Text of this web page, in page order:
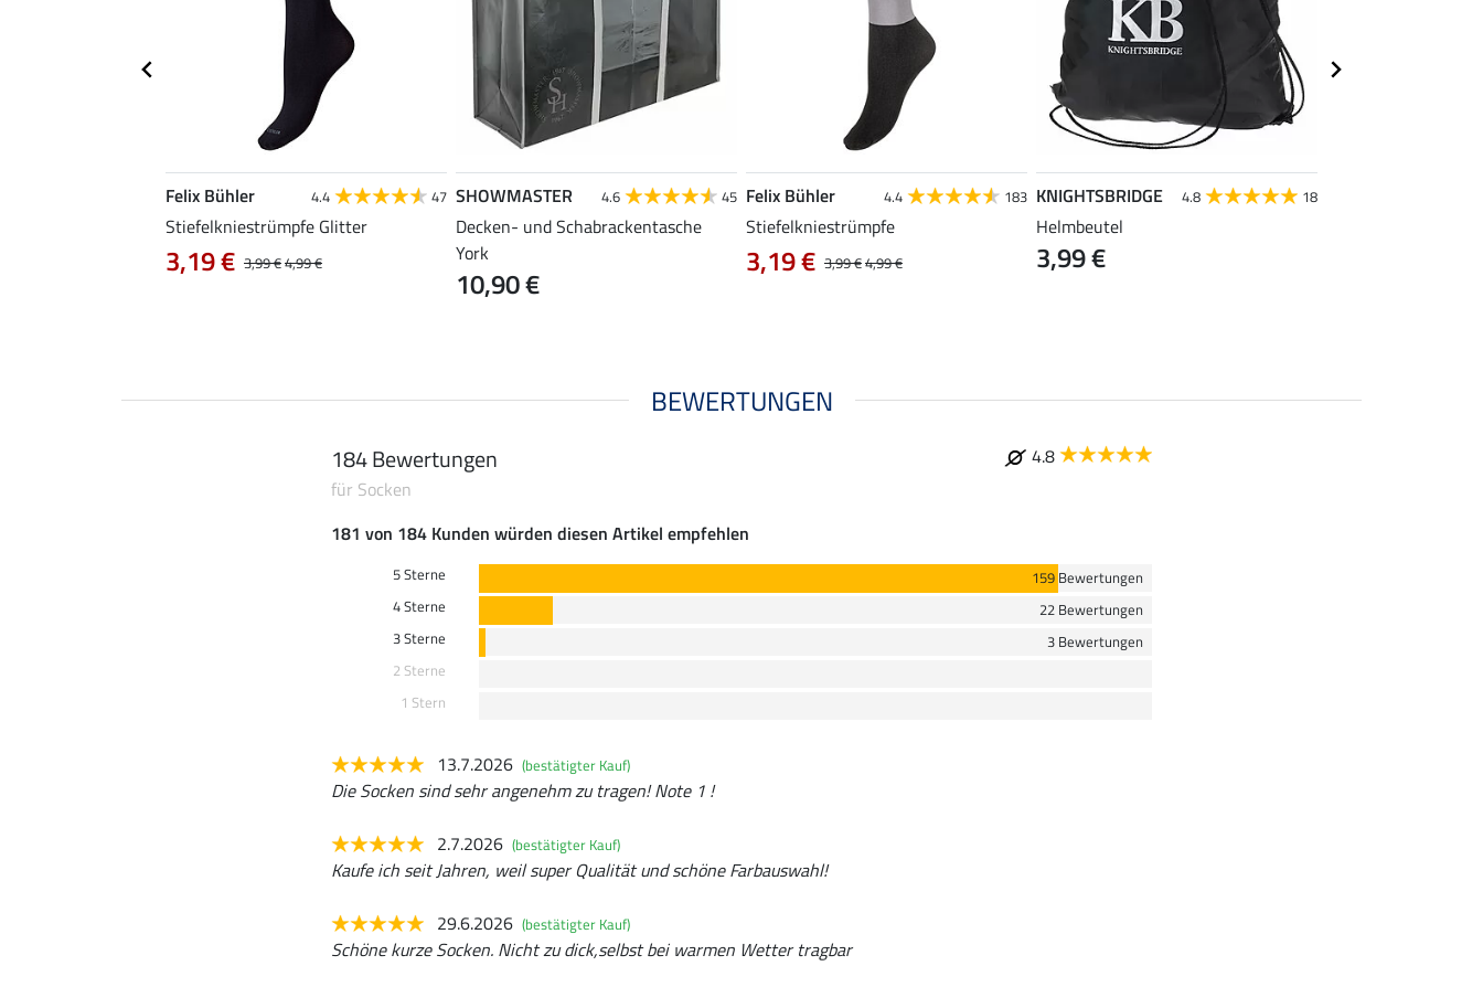
Felix Bühler 4.4 47
Stiefelkniestrümpfe Glitter
3,99 €4,99 €
3,19 €
SHOWMASTER 4.6 45
Decken- und Schabrackentasche
York
10,90 €
Felix Bühler 4.4 183
Stiefelkniestrümpfe
3,99 €4,99 €
3,19 €
KNIGHTSBRIDGE 4.8 18
Helmbeutel
3,99 €
BEWERTUNGEN
184 Bewertungen
4.8
für Socken
181 von 184 Kunden würden diesen Artikel empfehlen
5 Sterne
159 Bewertungen
4 Sterne
22 Bewertungen
3 Sterne
3 Bewertungen
2 Sterne
1 Stern
13.7.2026 (bestätigter Kauf)
Die Socken sind sehr angenehm zu tragen! Note 1 !
2.7.2026 (bestätigter Kauf)
Kaufe ich seit Jahren, weil super Qualität und schöne Farbauswahl!
29.6.2026 (bestätigter Kauf)
Schöne kurze Socken. Nicht zu dick,selbst bei warmen Wetter tragbar